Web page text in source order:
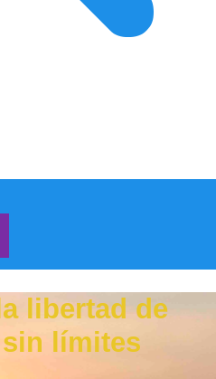
libertad de
límites